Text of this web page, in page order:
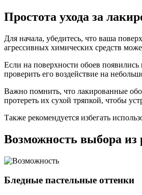
Простота ухода за
Для начала, убедитесь, что ваша
агрессивных химических средств
Если на поверхности обоев появились
проверить его воздействие на
Важно помнить, что лакированные
протереть их сухой тряпкой, чтобы
Также рекомендуется избегать
Возможность выбора из
Бледные пастельные оттенки